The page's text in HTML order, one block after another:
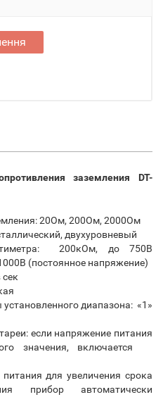
заземления DT-
20Ом, 200Ом, 2000Ом
двухуровневый
200кОм, до 750В
(постоянное напряжение)
диапазона: «1»
если напряжение питания
значения, включается
для увеличения срока
прибор автоматически